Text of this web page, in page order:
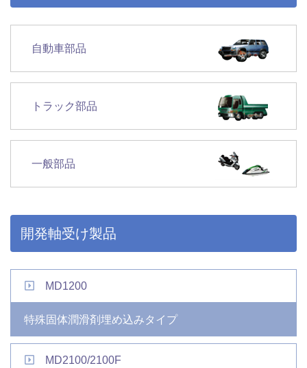
自動車部品
トラック部品
一般部品
開発軸受け製品
MD1200
特殊固体潤滑剤埋め込みタイプ
MD2100/2100F